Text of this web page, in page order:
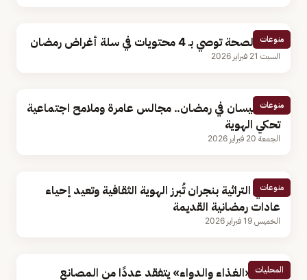
منوعات
وزارة الصحة توصي بـ 4 محتويات في سلة أغراض رمضان
السبت 21 فبراير 2026
منوعات
قرى ميسان في رمضان.. مجالس عامرة وملامح اجتماعية
تحكي الهوية
الجمعة 20 فبراير 2026
منوعات
الأواني التراثية بنجران تُبرز الهوية الثقافية وتعيد إحياء
عادات رمضانية القديمة
الخميس 19 فبراير 2026
المحليات
رئيس «الغذاء والدواء» يتفقد عددًا من المصانع